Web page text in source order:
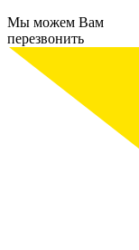
Мы можем Вам
перезвонить